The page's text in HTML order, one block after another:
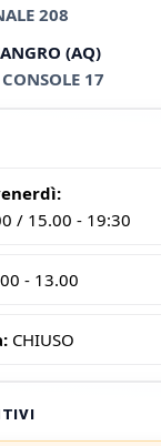
208
(AQ)
17
/ 15.00 - 19:30
- 13.00
CHIUSO